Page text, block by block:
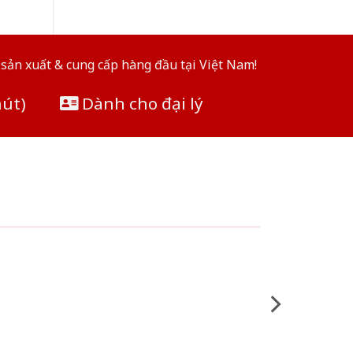
xuất & cung cấp hàng đầu tại Việt Nam!
Dành cho đại lý